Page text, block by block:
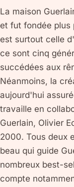
La maison
et fut fondée plus
est surtout celle
ce sont cinq
succédées aux
Néanmoins, la
aujourd'hui
travaille en
Guerlain, Olivier
2000. Tous deux
beau qui guide
nombreux best-
compte